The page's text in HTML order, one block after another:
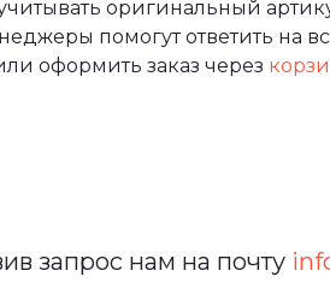
оригинальный
помогут ответить на
оформить заказ через
запрос нам на почту